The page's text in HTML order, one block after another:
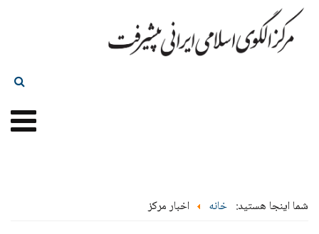
شما اینجا هستید: خانه اخبار مرکز